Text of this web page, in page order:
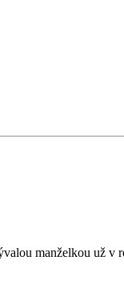
manželkou už v